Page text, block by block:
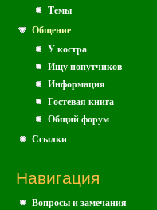
Темы
Общение
У костра
Ищу попутчиков
Информация
Гостевая книга
Общий форум
Ссылки
Навигация
Вопросы и замечания